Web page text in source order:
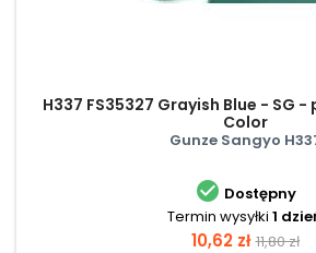
H337 FS35327 Grayish Blue - SG
Color
Gunze Sangyo
 Dostępny
Termin wysyłki 1
Cena
10,62 zł Cena
11,80 zł